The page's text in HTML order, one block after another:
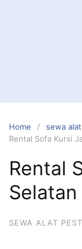
Home
sewa
Rental Sofa Kursi
Rental
SEWA ALAT